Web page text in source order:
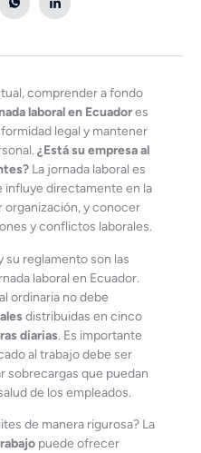
comprender a fondo
laboral en Ecuadores
legal y mantener
¿Está su empresa al
La jornada laboral es
influye directamente en la
organización, y conocer
y conflictos laborales.
su reglamento son las
laboral en Ecuador.
ordinaria no debe
distribuidas en cinco
diarias. Es importante
al trabajo debe ser
sobrecargas que puedan
de los empleados.
de manera rigurosa? La
puede ofrecer